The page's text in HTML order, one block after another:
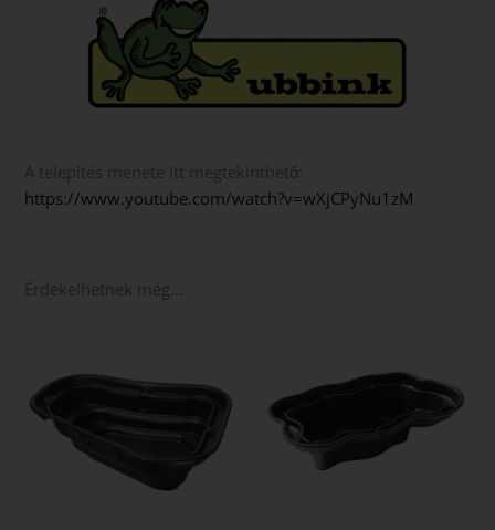
A telepítés menete itt megtekinthető:
https://www.youtube.com/watch?v=wXjCPyNu1zM
Érdekelhetnek még…